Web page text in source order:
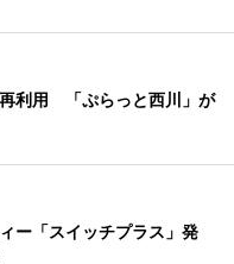
利用 「ぷらっと西川」が
ー「スイッチプラス」発